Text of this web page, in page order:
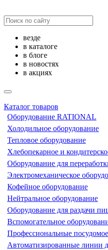
везде
в каталоге
в блоге
в новостях
в акциях
Каталог товаров
Оборудование RATIONAL
Холодильное оборудование
Тепловое оборудование
Хлебопекарное и
Оборудование для
Электромеханическое
Кофейное оборудование
Нейтральное оборудование
Оборудование для раздачи
Вспомогательное
Профессиональные
Автоматизированные линии